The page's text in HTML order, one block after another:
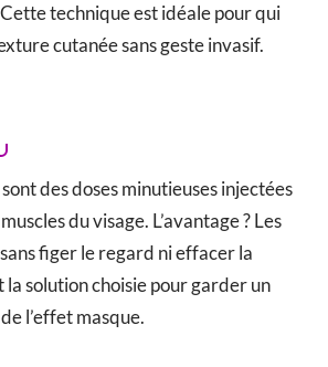
technique est idéale pour qui
cutanée sans geste invasif.
des doses minutieuses injectées
du visage. L’avantage ? Les
figer le regard ni effacer la
la solution choisie pour garder un
l’effet masque.